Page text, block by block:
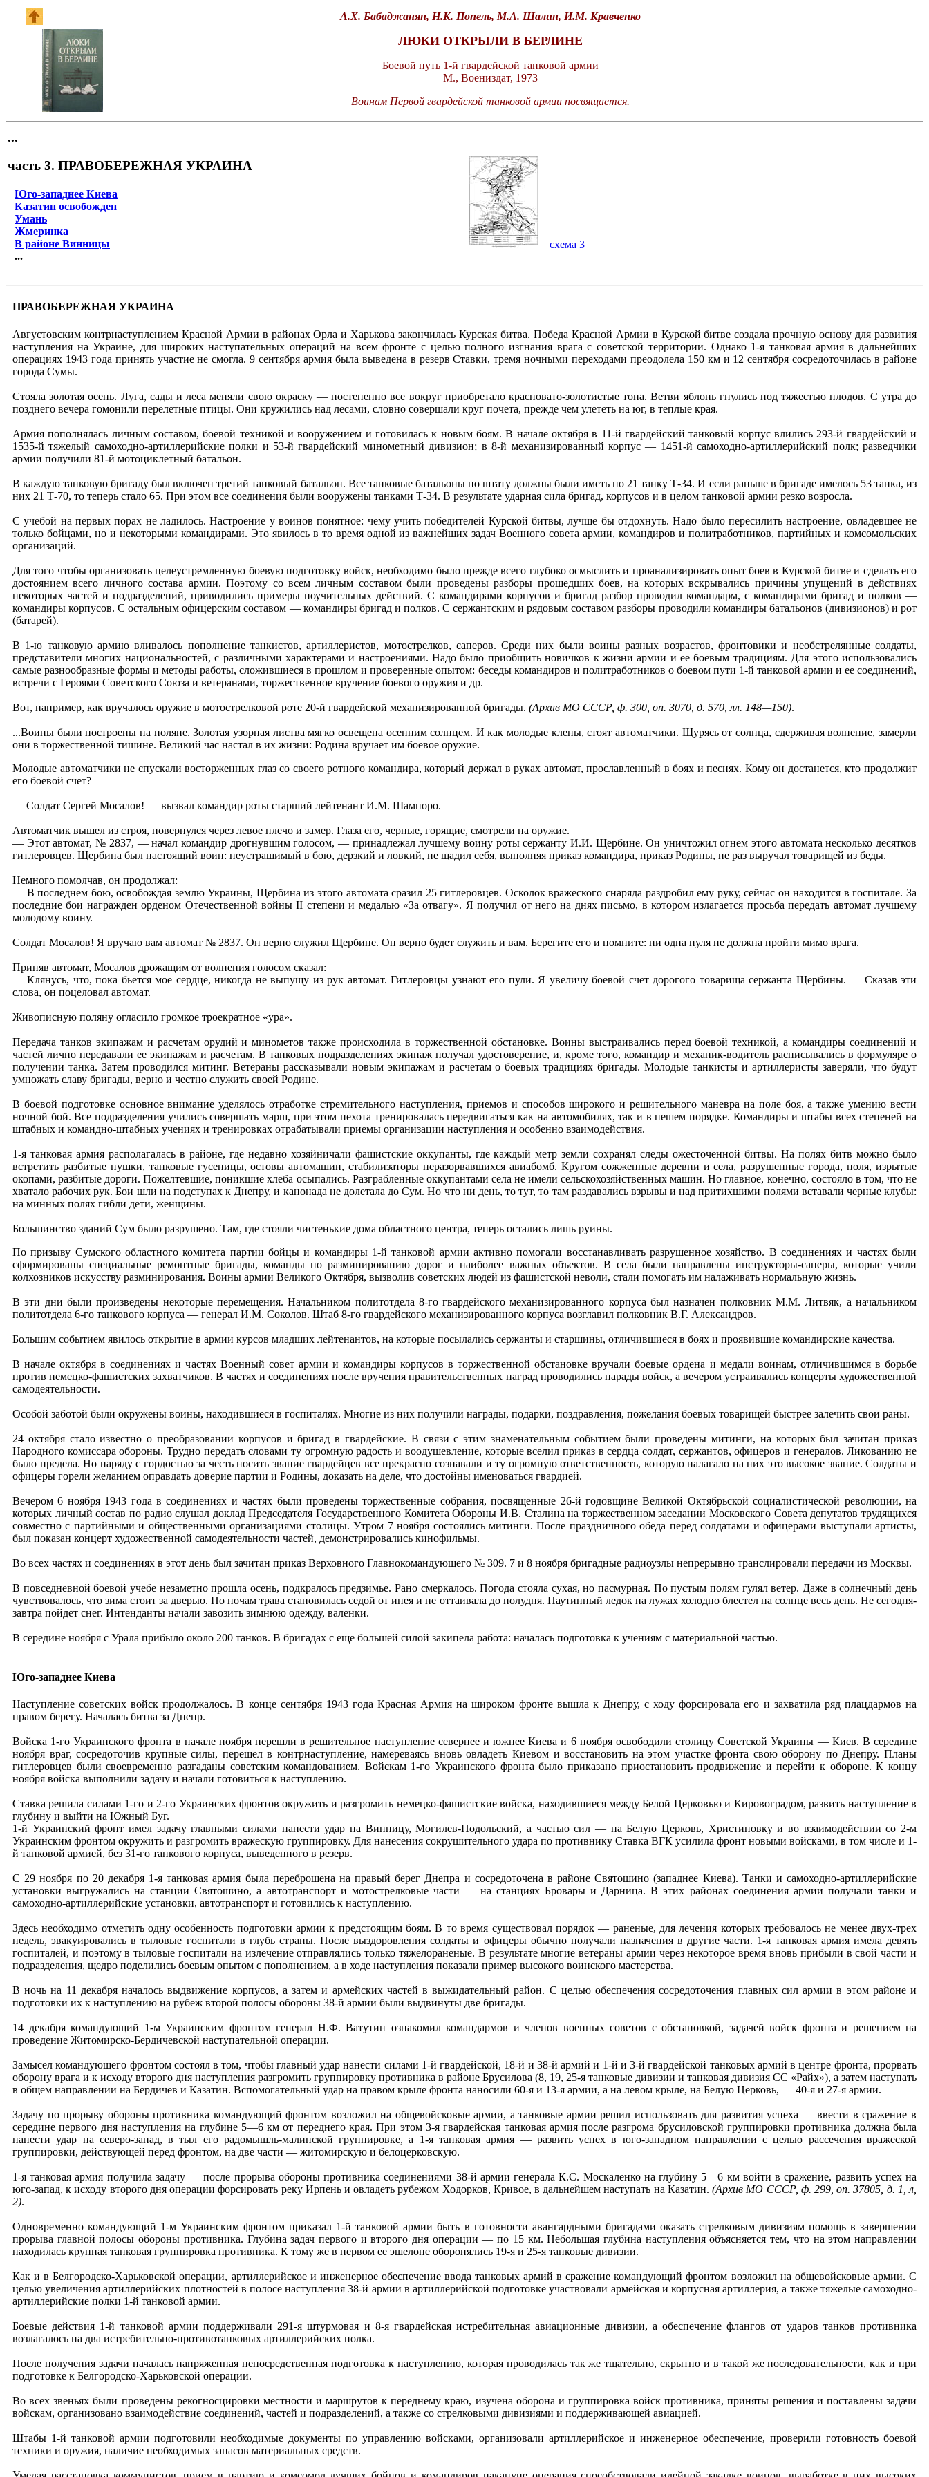
А.Х. Бабаджанян, Н.К. Попель, М.А. Шалин, И.М. Кравченко
ЛЮКИ ОТКРЫЛИ В БЕРЛИНЕ
Боевой путь 1-й гвардейской танковой армии
М., Воениздат, 1973
Воинам Первой гвардейской танковой армии посвящается.
...
часть 3. ПРАВОБЕРЕЖНАЯ УКРАИНА
Юго-западнее Киева
Казатин освобожден
Умань
Жмеринка
В районе Винницы
...
схема 3
ПРАВОБЕРЕЖНАЯ УКРАИНА
Августовским контрнаступлением Красной Армии в районах Орла и Харькова закончилась Курская битва. Победа Красной Армии в Курской битве создала прочную основу для развития
наступления на Украине, для широких наступательных операций на всем фронте с целью полного изгнания врага с советской территории. Однако 1-я танковая армия в дальнейших
операциях 1943 года принять участие не смогла. 9 сентября армия была выведена в резерв Ставки, тремя ночными переходами преодолела 150 км и 12 сентября сосредоточилась в районе
города Сумы.
Стояла золотая осень. Луга, сады и леса меняли свою окраску — постепенно все вокруг приобретало красновато-золотистые тона. Ветви яблонь гнулись под тяжестью плодов. С утра до
позднего вечера гомонили перелетные птицы. Они кружились над лесами, словно совершали круг почета, прежде чем улететь на юг, в теплые края.
Армия пополнялась личным составом, боевой техникой и вооружением и готовилась к новым боям. В начале октября в 11-й гвардейский танковый корпус влились 293-й гвардейский и
1535-й тяжелый самоходно-артиллерийские полки и 53-й гвардейский минометный дивизион; в 8-й механизированный корпус — 1451-й самоходно-артиллерийский полк; разведчики
армии получили 81-й мотоциклетный батальон.
В каждую танковую бригаду был включен третий танковый батальон. Все танковые батальоны по штату должны были иметь по 21 танку Т-34. И если раньше в бригаде имелось 53 танка, из
них 21 Т-70, то теперь стало 65. При этом все соединения были вооружены танками Т-34. В результате ударная сила бригад, корпусов и в целом танковой армии резко возросла.
С учебой на первых порах не ладилось. Настроение у воинов понятное: чему учить победителей Курской битвы, лучше бы отдохнуть. Надо было пересилить настроение, овладевшее не
только бойцами, но и некоторыми командирами. Это явилось в то время одной из важнейших задач Военного совета армии, командиров и политработников, партийных и комсомольских
организаций.
Для того чтобы организовать целеустремленную боевую подготовку войск, необходимо было прежде всего глубоко осмыслить и проанализировать опыт боев в Курской битве и сделать его
достоянием всего личного состава армии. Поэтому со всем личным составом были проведены разборы прошедших боев, на которых вскрывались причины упущений в действиях
некоторых частей и подразделений, приводились примеры поучительных действий. С командирами корпусов и бригад разбор проводил командарм, с командирами бригад и полков —
командиры корпусов. С остальным офицерским составом — командиры бригад и полков. С сержантским и рядовым составом разборы проводили командиры батальонов (дивизионов) и рот
(батарей).
В 1-ю танковую армию вливалось пополнение танкистов, артиллеристов, мотострелков, саперов. Среди них были воины разных возрастов, фронтовики и необстрелянные солдаты,
представители многих национальностей, с различными характерами и настроениями. Надо было приобщить новичков к жизни армии и ее боевым традициям. Для этого использовались
самые разнообразные формы и методы работы, сложившиеся в прошлом и проверенные опытом: беседы командиров и политработников о боевом пути 1-й танковой армии и ее соединений,
встречи с Героями Советского Союза и ветеранами, торжественное вручение боевого оружия и др.
Вот, например, как вручалось оружие в мотострелковой роте 20-й гвардейской механизированной бригады. (Архив МО СССР, ф. 300, оп. 3070, д. 570, лл. 148—150).
...Воины были построены на поляне. Золотая узорная листва мягко освещена осенним солнцем. И как молодые клены, стоят автоматчики. Щурясь от солнца, сдерживая волнение, замерли
они в торжественной тишине. Великий час настал в их жизни: Родина вручает им боевое оружие.
Молодые автоматчики не спускали восторженных глаз со своего ротного командира, который держал в руках автомат, прославленный в боях и песнях. Кому он достанется, кто продолжит
его боевой счет?
— Солдат Сергей Мосалов! — вызвал командир роты старший лейтенант И.М. Шампоро.
Автоматчик вышел из строя, повернулся через левое плечо и замер. Глаза его, черные, горящие, смотрели на оружие.
— Этот автомат, № 2837, — начал командир дрогнувшим голосом, — принадлежал лучшему воину роты сержанту И.И. Щербине. Он уничтожил огнем этого автомата несколько десятков
гитлеровцев. Щербина был настоящий воин: неустрашимый в бою, дерзкий и ловкий, не щадил себя, выполняя приказ командира, приказ Родины, не раз выручал товарищей из беды.
Немного помолчав, он продолжал:
— В последнем бою, освобождая землю Украины, Щербина из этого автомата сразил 25 гитлеровцев. Осколок вражеского снаряда раздробил ему руку, сейчас он находится в госпитале. За
последние бои награжден орденом Отечественной войны II степени и медалью «За отвагу». Я получил от него на днях письмо, в котором излагается просьба передать автомат лучшему
молодому воину.
Солдат Мосалов! Я вручаю вам автомат № 2837. Он верно служил Щербине. Он верно будет служить и вам. Берегите его и помните: ни одна пуля не должна пройти мимо врага.
Приняв автомат, Мосалов дрожащим от волнения голосом сказал:
— Клянусь, что, пока бьется мое сердце, никогда не выпущу из рук автомат. Гитлеровцы узнают его пули. Я увеличу боевой счет дорогого товарища сержанта Щербины. — Сказав эти
слова, он поцеловал автомат.
Живописную поляну огласило громкое троекратное «ура».
Передача танков экипажам и расчетам орудий и минометов также происходила в торжественной обстановке. Воины выстраивались перед боевой техникой, а командиры соединений и
частей лично передавали ее экипажам и расчетам. В танковых подразделениях экипаж получал удостоверение, и, кроме того, командир и механик-водитель расписывались в формуляре о
получении танка. Затем проводился митинг. Ветераны рассказывали новым экипажам и расчетам о боевых традициях бригады. Молодые танкисты и артиллеристы заверяли, что будут
умножать славу бригады, верно и честно служить своей Родине.
В боевой подготовке основное внимание уделялось отработке стремительного наступления, приемов и способов широкого и решительного маневра на поле боя, а также умению вести
ночной бой. Все подразделения учились совершать марш, при этом пехота тренировалась передвигаться как на автомобилях, так и в пешем порядке. Командиры и штабы всех степеней на
штабных и командно-штабных учениях и тренировках отрабатывали приемы организации наступления и особенно взаимодействия.
1-я танковая армия располагалась в районе, где недавно хозяйничали фашистские оккупанты, где каждый метр земли сохранял следы ожесточенной битвы. На полях битв можно было
встретить разбитые пушки, танковые гусеницы, остовы автомашин, стабилизаторы неразорвавшихся авиабомб. Кругом сожженные деревни и села, разрушенные города, поля, изрытые
окопами, разбитые дороги. Пожелтевшие, поникшие хлеба осыпались. Разграбленные оккупантами села не имели сельскохозяйственных машин. Но главное, конечно, состояло в том, что не
хватало рабочих рук. Бои шли на подступах к Днепру, и канонада не долетала до Сум. Но что ни день, то тут, то там раздавались взрывы и над притихшими полями вставали черные клубы:
на минных полях гибли дети, женщины.
Большинство зданий Сум было разрушено. Там, где стояли чистенькие дома областного центра, теперь остались лишь руины.
По призыву Сумского областного комитета партии бойцы и командиры 1-й танковой армии активно помогали восстанавливать разрушенное хозяйство. В соединениях и частях были
сформированы специальные ремонтные бригады, команды по разминированию дорог и наиболее важных объектов. В села были направлены инструкторы-саперы, которые учили
колхозников искусству разминирования. Воины армии Великого Октября, вызволив советских людей из фашистской неволи, стали помогать им налаживать нормальную жизнь.
В эти дни были произведены некоторые перемещения. Начальником политотдела 8-го гвардейского механизированного корпуса был назначен полковник М.М. Литвяк, а начальником
политотдела 6-го танкового корпуса — генерал И.М. Соколов. Штаб 8-го гвардейского механизированного корпуса возглавил полковник В.Г. Александров.
Большим событием явилось открытие в армии курсов младших лейтенантов, на которые посылались сержанты и старшины, отличившиеся в боях и проявившие командирские качества.
В начале октября в соединениях и частях Военный совет армии и командиры корпусов в торжественной обстановке вручали боевые ордена и медали воинам, отличившимся в борьбе
против немецко-фашистских захватчиков. В частях и соединениях после вручения правительственных наград проводились парады войск, а вечером устраивались концерты художественной
самодеятельности.
Особой заботой были окружены воины, находившиеся в госпиталях. Многие из них получили награды, подарки, поздравления, пожелания боевых товарищей быстрее залечить свои раны.
24 октября стало известно о преобразовании корпусов и бригад в гвардейские. В связи с этим знаменательным событием были проведены митинги, на которых был зачитан приказ
Народного комиссара обороны. Трудно передать словами ту огромную радость и воодушевление, которые вселил приказ в сердца солдат, сержантов, офицеров и генералов. Ликованию не
было предела. Но наряду с гордостью за честь носить звание гвардейцев все прекрасно сознавали и ту огромную ответственность, которую налагало на них это высокое звание. Солдаты и
офицеры горели желанием оправдать доверие партии и Родины, доказать на деле, что достойны именоваться гвардией.
Вечером 6 ноября 1943 года в соединениях и частях были проведены торжественные собрания, посвященные 26-й годовщине Великой Октябрьской социалистической революции, на
которых личный состав по радио слушал доклад Председателя Государственного Комитета Обороны И.В. Сталина на торжественном заседании Московского Совета депутатов трудящихся
совместно с партийными и общественными организациями столицы. Утром 7 ноября состоялись митинги. После праздничного обеда перед солдатами и офицерами выступали артисты,
был показан концерт художественной самодеятельности частей, демонстрировались кинофильмы.
Во всех частях и соединениях в этот день был зачитан приказ Верховного Главнокомандующего № 309. 7 и 8 ноября бригадные радиоузлы непрерывно транслировали передачи из Москвы.
В повседневной боевой учебе незаметно прошла осень, подкралось предзимье. Рано смеркалось. Погода стояла сухая, но пасмурная. По пустым полям гулял ветер. Даже в солнечный день
чувствовалось, что зима стоит за дверью. По ночам трава становилась седой от инея и не оттаивала до полудня. Паутинный ледок на лужах холодно блестел на солнце весь день. Не сегодня-
завтра пойдет снег. Интенданты начали завозить зимнюю одежду, валенки.
В середине ноября с Урала прибыло около 200 танков. В бригадах с еще большей силой закипела работа: началась подготовка к учениям с материальной частью.
Юго-западнее Киева
Наступление советских войск продолжалось. В конце сентября 1943 года Красная Армия на широком фронте вышла к Днепру, с ходу форсировала его и захватила ряд плацдармов на
правом берегу. Началась битва за Днепр.
Войска 1-го Украинского фронта в начале ноября перешли в решительное наступление севернее и южнее Киева и 6 ноября освободили столицу Советской Украины — Киев. В середине
ноября враг, сосредоточив крупные силы, перешел в контрнаступление, намереваясь вновь овладеть Киевом и восстановить на этом участке фронта свою оборону по Днепру. Планы
гитлеровцев были своевременно разгаданы советским командованием. Войскам 1-го Украинского фронта было приказано приостановить продвижение и перейти к обороне. К концу
ноября войска выполнили задачу и начали готовиться к наступлению.
Ставка решила силами 1-го и 2-го Украинских фронтов окружить и разгромить немецко-фашистские войска, находившиеся между Белой Церковью и Кировоградом, развить наступление в
глубину и выйти на Южный Буг.
1-й Украинский фронт имел задачу главными силами нанести удар на Винницу, Могилев-Подольский, а частью сил — на Белую Церковь, Христиновку и во взаимодействии со 2-м
Украинским фронтом окружить и разгромить вражескую группировку. Для нанесения сокрушительного удара по противнику Ставка ВГК усилила фронт новыми войсками, в том числе и 1-
й танковой армией, без 31-го танкового корпуса, выведенного в резерв.
С 29 ноября по 20 декабря 1-я танковая армия была переброшена на правый берег Днепра и сосредоточена в районе Святошино (западнее Киева). Танки и самоходно-артиллерийские
установки выгружались на станции Святошино, а автотранспорт и мотострелковые части — на станциях Бровары и Дарница. В этих районах соединения армии получали танки и
самоходно-артиллерийские установки, автотранспорт и готовились к наступлению.
Здесь необходимо отметить одну особенность подготовки армии к предстоящим боям. В то время существовал порядок — раненые, для лечения которых требовалось не менее двух-трех
недель, эвакуировались в тыловые госпитали в глубь страны. После выздоровления солдаты и офицеры обычно получали назначения в другие части. 1-я танковая армия имела девять
госпиталей, и поэтому в тыловые госпитали на излечение отправлялись только тяжелораненые. В результате многие ветераны армии через некоторое время вновь прибыли в свой части и
подразделения, щедро поделились боевым опытом с пополнением, а в ходе наступления показали пример высокого воинского мастерства.
В ночь на 11 декабря началось выдвижение корпусов, а затем и армейских частей в выжидательный район. С целью обеспечения сосредоточения главных сил армии в этом районе и
подготовки их к наступлению на рубеж второй полосы обороны 38-й армии были выдвинуты две бригады.
14 декабря командующий 1-м Украинским фронтом генерал Н.Ф. Ватутин ознакомил командармов и членов военных советов с обстановкой, задачей войск фронта и решением на
проведение Житомирско-Бердичевской наступательной операции.
Замысел командующего фронтом состоял в том, чтобы главный удар нанести силами 1-й гвардейской, 18-й и 38-й армий и 1-й и 3-й гвардейской танковых армий в центре фронта, прорвать
оборону врага и к исходу второго дня наступления разгромить группировку противника в районе Брусилова (8, 19, 25-я танковые дивизии и танковая дивизия СС «Райх»), а затем наступать
в общем направлении на Бердичев и Казатин. Вспомогательный удар на правом крыле фронта наносили 60-я и 13-я армии, а на левом крыле, на Белую Церковь, — 40-я и 27-я армии.
Задачу по прорыву обороны противника командующий фронтом возложил на общевойсковые армии, а танковые армии решил использовать для развития успеха — ввести в сражение в
середине первого дня наступления на глубине 5—6 км от переднего края. При этом 3-я гвардейская танковая армия после разгрома брусиловской группировки противника должна была
нанести удар на северо-запад, в тыл его радомышль-малинской группировке, а 1-я танковая армия — развить успех в юго-западном направлении с целью рассечения вражеской
группировки, действующей перед фронтом, на две части — житомирскую и белоцерковскую.
1-я танковая армия получила задачу — после прорыва обороны противника соединениями 38-й армии генерала К.С. Москаленко на глубину 5—6 км войти в сражение, развить успех на
юго-запад, к исходу второго дня операции форсировать реку Ирпень и овладеть рубежом Ходорков, Кривое, в дальнейшем наступать на Казатин.(Архив МО СССР, ф. 299, оп. 37805, д. 1, л,
2).
Одновременно командующий 1-м Украинским фронтом приказал 1-й танковой армии быть в готовности авангардными бригадами оказать стрелковым дивизиям помощь в завершении
прорыва главной полосы обороны противника. Глубина задач первого и второго дня операции — по 15 км. Небольшая глубина наступления объясняется тем, что на этом направлении
находилась крупная танковая группировка противника. К тому же в первом ее эшелоне оборонялись 19-я и 25-я танковые дивизии.
Как и в Белгородско-Харьковской операции, артиллерийское и инженерное обеспечение ввода танковых армий в сражение командующий фронтом возложил на общевойсковые армии. С
целью увеличения артиллерийских плотностей в полосе наступления 38-й армии в артиллерийской подготовке участвовали армейская и корпусная артиллерия, а также тяжелые самоходно-
артиллерийские полки 1-й танковой армии.
Боевые действия 1-й танковой армии поддерживали 291-я штурмовая и 8-я гвардейская истребительная авиационные дивизии, а обеспечение флангов от ударов танков противника
возлагалось на два истребительно-противотанковых артиллерийских полка.
После получения задачи началась напряженная непосредственная подготовка к наступлению, которая проводилась так же тщательно, скрытно и в такой же последовательности, как и при
подготовке к Белгородско-Харьковской операции.
Во всех звеньях были проведены рекогносцировки местности и маршрутов к переднему краю, изучена оборона и группировка войск противника, приняты решения и поставлены задачи
войскам, организовано взаимодействие соединений, частей и подразделений, а также со стрелковыми дивизиями и поддерживающей авиацией.
Штабы 1-й танковой армии подготовили необходимые документы по управлению войсками, организовали артиллерийское и инженерное обеспечение, проверили готовность боевой
техники и оружия, наличие необходимых запасов материальных средств.